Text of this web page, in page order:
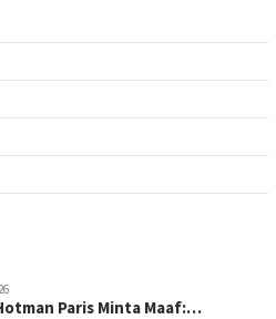
Paris Minta Maaf:…